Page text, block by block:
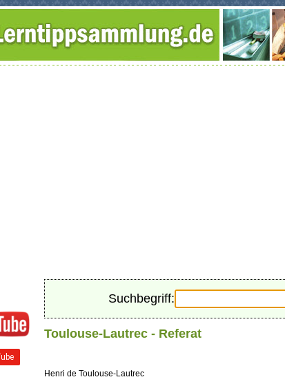
Suchbegriff:
Toulouse-Lautrec - Referat
Henri de Toulouse-Lautrec